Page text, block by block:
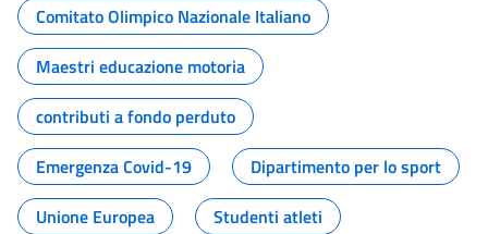
Comitato Olimpico Nazionale Italiano
Maestri educazione motoria
contributi a fondo perduto
Emergenza Covid-19
Dipartimento per lo sport
Unione Europea
Studenti atleti